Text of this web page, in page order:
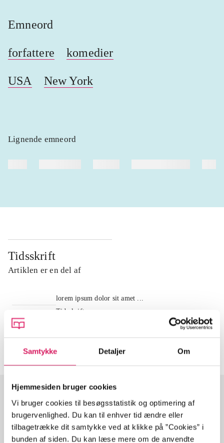
Samtykke Detaljer Om
Hjemmesiden bruger cookies
Vi bruger cookies til besøgsstatistik og optimering af
brugervenlighed. Du kan til enhver tid ændre eller
tilbagetrække dit samtykke ved at klikke på ”Cookies” i
bunden af siden. Du kan læse mere om de anvendte
Emneord
forfattere komedier
USA New York
Lignende emneord
Tidsskrift
Artiklen er en del af
lorem ipsum dolor sit amet ...
Tidsskrift
Artiklerne i
Artikler med samme emner
Fra